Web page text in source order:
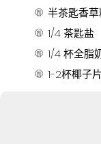
半茶匙香
1/4 茶匙盐
1/4 杯全脂
1-2杯椰子片